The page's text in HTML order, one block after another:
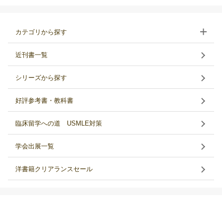
カテゴリから探す
近刊書一覧
シリーズから探す
好評参考書・教科書
臨床留学への道 USMLE対策
学会出展一覧
洋書籍クリアランスセール